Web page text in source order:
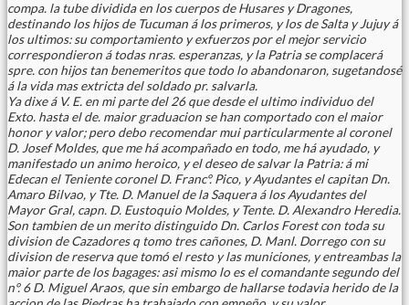
compa. la tube dividida en los cuerpos de Husares y Dragones,
destinando los hijos de Tucuman á los primeros, y los de Salta y Jujuy á
los ultimos: su comportamiento y exfuerzos por el mejor servicio
correspondieron á todas nras. esperanzas, y la Patria se complacerá
spre. con hijos tan benemeritos que todo lo abandonaron, sugetandosé
á la vida mas extricta del soldado pr. salvarla.
Ya dixe á V. E. en mi parte del 26 que desde el ultimo individuo del
Exto. hasta el de. maior graduacion se han comportado con el maior
honor y valor; pero debo recomendar mui particularmente al coronel
D. Josef Moldes, que me há acompañado en todo, me há ayudado, y
manifestado un animo heroico, y el deseo de salvar la Patria: á mi
Edecan el Teniente coronel D. Franc°. Pico, y Ayudantes el capitan Dn.
Amaro Bilvao, y Tte. D. Manuel de la Saquera á los Ayudantes del
Mayor Gral, capn. D. Eustoquio Moldes, y Tente. D. Alexandro Heredia.
Son tambien de un merito distinguido Dn. Carlos Forest con toda su
division de Cazadores q tomo tres cañones, D. Manl. Dorrego con su
division de reserva que tomó el resto y las municiones, y entreambas la
maior parte de los bagages: asi mismo lo es el comandante segundo del
n°. 6 D. Miguel Araos, que sin embargo de hallarse todavia herido de la